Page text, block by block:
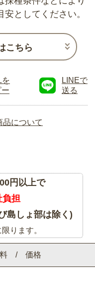
料 / 価格
としてください。
こちら
を
ー
LINEで
送る
品について
円以上で
負担
島しょ部は除く)
ります。